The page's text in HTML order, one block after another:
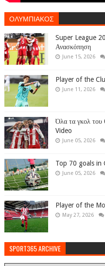
ΟΛΥΜΠΙΑΚΟΣ
Super League
Ανασκόπηση
June 15, 2026
Player of the
June 11, 2026
Όλα τα γκολ
Video
June 05, 2026
Top 70 goals in
June 05, 2026
Player of the
May 27, 2026
SPORT365 ARCHIVE